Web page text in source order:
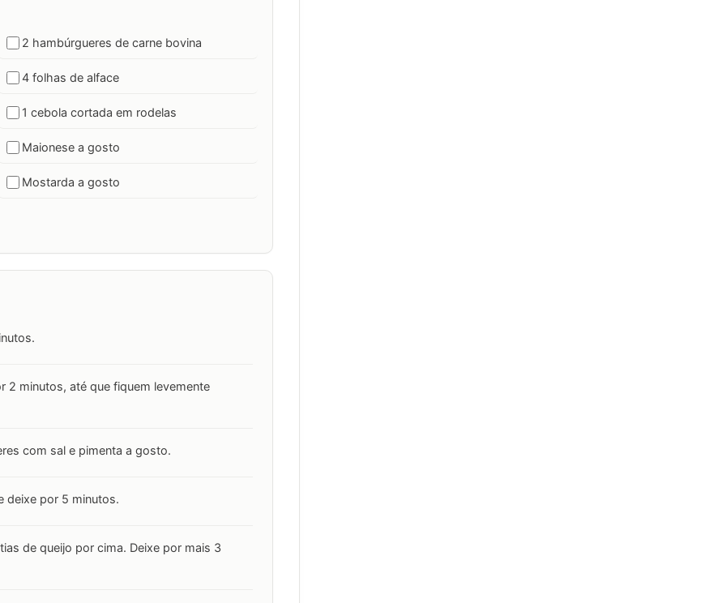
2 hambúrgueres de carne bovina
4 folhas de alface
1 cebola cortada em rodelas
Maionese a gosto
Mostarda a gosto
2 minutos, até que fiquem levemente
com sal e pimenta a gosto.
deixe por 5 minutos.
de queijo por cima. Deixe por mais 3